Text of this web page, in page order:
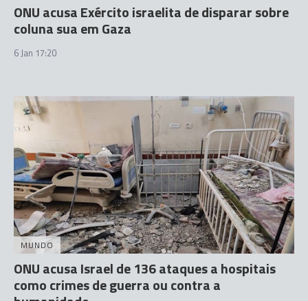
ONU acusa Exército israelita de disparar sobre
coluna sua em Gaza
6 Jan 17:20
MUNDO
ONU acusa Israel de 136 ataques a hospitais
como crimes de guerra ou contra a